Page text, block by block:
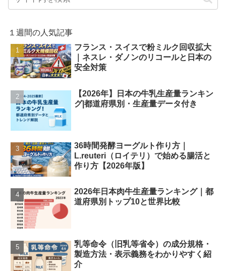
１週間の人気記事
フランス・スイスで粉ミルク回収拡大
｜ネスレ・ダノンのリコールと日本の
安全対策
【2026年】日本の牛乳生産量ランキン
グ|都道府県別・生産量データ付き
36時間発酵ヨーグルト作り方｜
L.reuteri（ロイテリ）で始める腸活と
作り方【2026年版】
2026年日本肉牛生産量ランキング｜都
道府県別トップ10と世界比較
乳等命令（旧乳等省令）の成分規格・
製造方法・表示義務をわかりやすく紹
介